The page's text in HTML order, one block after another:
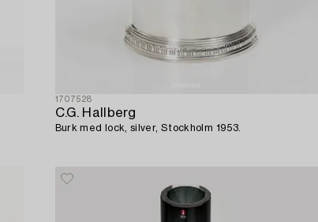
1707528
C.G. Hallberg
Burk med lock, silver, Stockholm 1953.